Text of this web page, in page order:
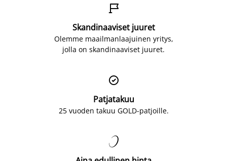

Skandinaaviset juuret
Olemme maailmanlaajuinen yritys,
jolla on skandinaaviset juuret.

Patjatakuu
25 vuoden takuu GOLD-patjoille.
